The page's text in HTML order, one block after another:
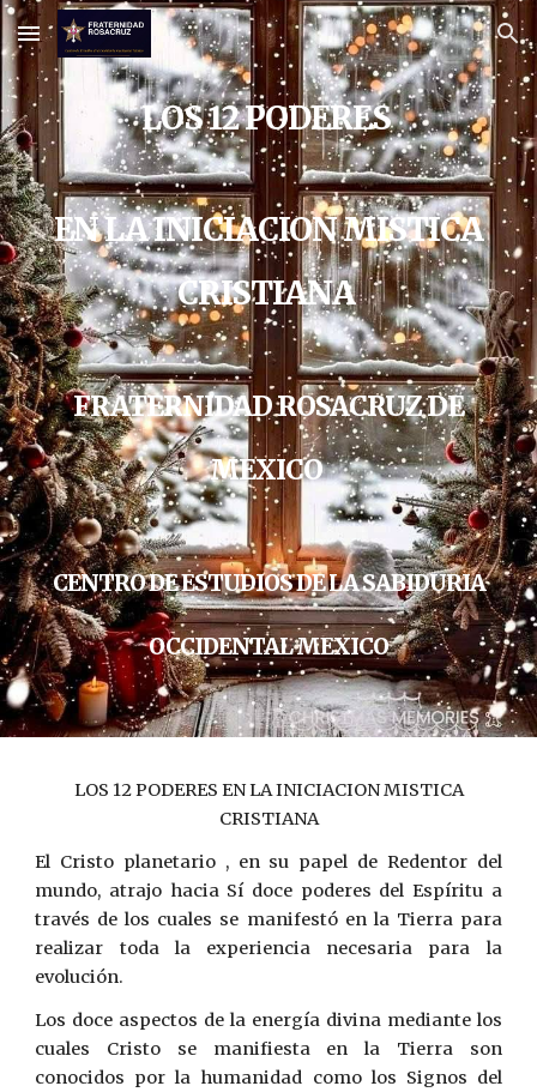
Skip to main content Skip to navigation
LOS 12 PODERES
EN LA INICIACION MISTICA
CRISTIANA
FRATERNIDAD ROSACRUZ DE
MEXICO
CENTRO DE ESTUDIOS DE LA SABIDURIA
OCCIDENTAL MEXICO
LOS 12 PODERES EN LA INICIACION MISTICA
CRISTIANA
El Cristo planetario , en su papel de Redentor del
mundo, atrajo hacia Sí doce poderes del Espíritu a
través de los cuales se manifestó en la Tierra para
realizar toda la experiencia necesaria para la
evolución.
Los doce aspectos de la energía divina mediante los
cuales Cristo se manifiesta en la Tierra son
conocidos por la humanidad como los Signos del